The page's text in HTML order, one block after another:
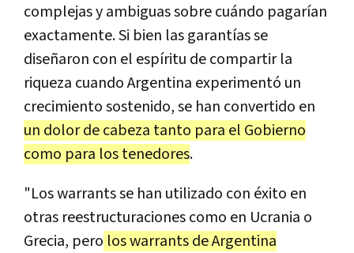
complejas y ambiguas sobre cuándo pagarían
exactamente. Si bien las garantías se
diseñaron con el espíritu de compartir la
riqueza cuando Argentina experimentó un
crecimiento sostenido, se han convertido en
un dolor de cabeza tanto para el Gobierno
como para los tenedores.
"Los warrants se han utilizado con éxito en
otras reestructuraciones como en Ucrania o
Grecia, pero los warrants de Argentina